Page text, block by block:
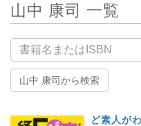
山中 康司 一覧
書籍名
山中 康司から検索
ど素人が